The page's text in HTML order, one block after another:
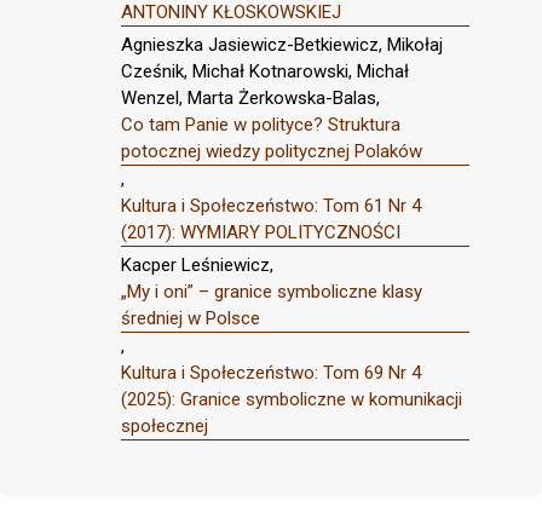
ANTONINY KŁOSKOWSKIEJ
Agnieszka Jasiewicz-Betkiewicz, Mikołaj
Cześnik, Michał Kotnarowski, Michał
Wenzel, Marta Żerkowska-Balas,
Co tam Panie w polityce? Struktura
potocznej wiedzy politycznej Polaków
,
Kultura i Społeczeństwo: Tom 61 Nr 4
(2017): WYMIARY POLITYCZNOŚCI
Kacper Leśniewicz,
„My i oni” – granice symboliczne klasy
średniej w Polsce
,
Kultura i Społeczeństwo: Tom 69 Nr 4
(2025): Granice symboliczne w komunikacji
społecznej